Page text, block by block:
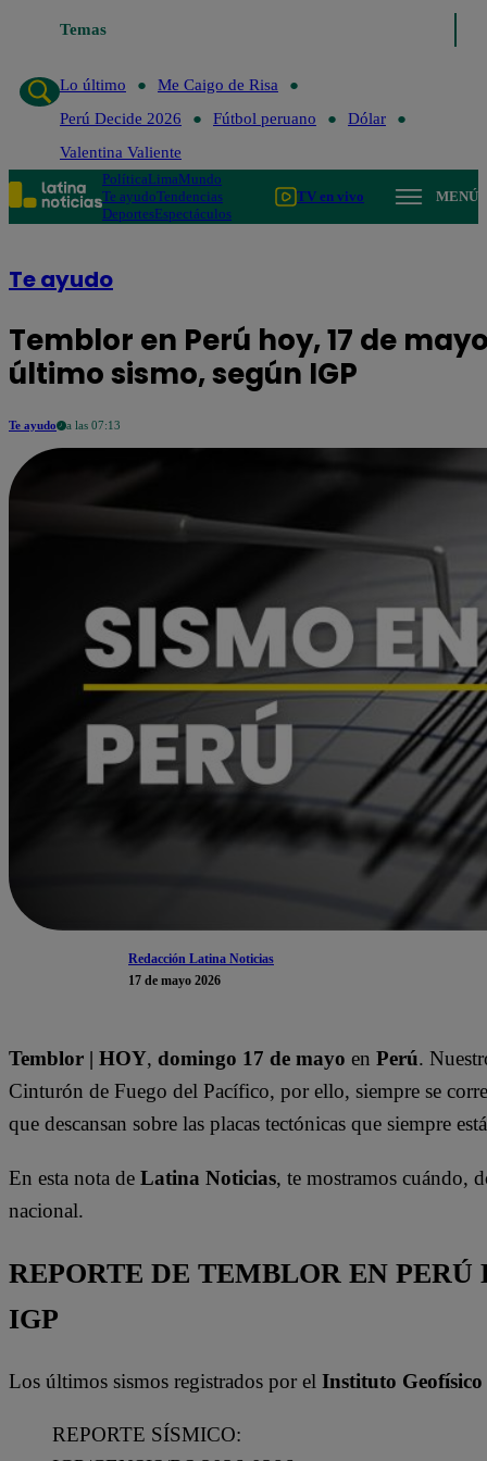
Temas
Lo último Me Caigo de Risa
Lo último
Me Caigo de Risa
Perú Decide 2026
Fútbol peruano
Dólar
Valentina Valiente
PolíticaLimaMundo
Te ayudoTendencias
DeportesEspectáculos
TV en vivo MENÚ
Te ayudo
Temblor en Perú hoy, 17 de
último sismo, según IGP
Te ayudo a las 07:13
Redacción Latina Noticias
17 de mayo 2026
Temblor | HOY, domingo 17 de mayo en Perú.
Cinturón de Fuego del Pacífico, por ello, siempre se
que descansan sobre las placas tectónicas que siempre
En esta nota de Latina Noticias, te mostramos cuándo,
nacional.
REPORTE DE TEMBLOR EN PERÚ
IGP
Los últimos sismos registrados por el Instituto
REPORTE SÍSMICO: